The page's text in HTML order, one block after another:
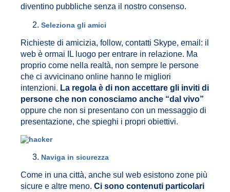
diventino pubbliche senza il nostro consenso.
Seleziona gli amici
Richieste di amicizia, follow, contatti Skype, email: il
web è ormai IL luogo per entrare in relazione. Ma
proprio come nella realtà, non sempre le persone
che ci avvicinano online hanno le migliori
intenzioni. La regola è di non accettare gli inviti di
persone che non conosciamo anche “dal vivo”
oppure che non si presentano con un messaggio di
presentazione, che spieghi i propri obiettivi.
Naviga in sicurezza
Come in una città, anche sul web esistono zone più
sicure e altre meno. Ci sono contenuti particolari